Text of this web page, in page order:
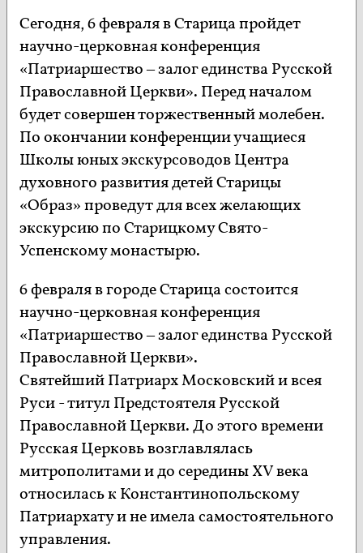
Сегодня, 6 февраля в Старица пройдет
научно-церковная конференция
«Патриаршество – залог единства Русской
Православной Церкви». Перед началом
будет совершен торжественный молебен.
По окончании конференции учащиеся
Школы юных экскурсоводов Центра
духовного развития детей Старицы
«Образ» проведут для всех желающих
экскурсию по Старицкому Свято-
Успенскому монастырю.
6 февраля в городе Старица состоится
научно-церковная конференция
«Патриаршество – залог единства Русской
Православной Церкви».
Святейший Патриарх Московский и всея
Руси - титул Предстоятеля Русской
Православной Церкви. До этого времени
Русская Церковь возглавлялась
митрополитами и до середины XV века
относилась к Константинопольскому
Патриархату и не имела самостоятельного
управления.